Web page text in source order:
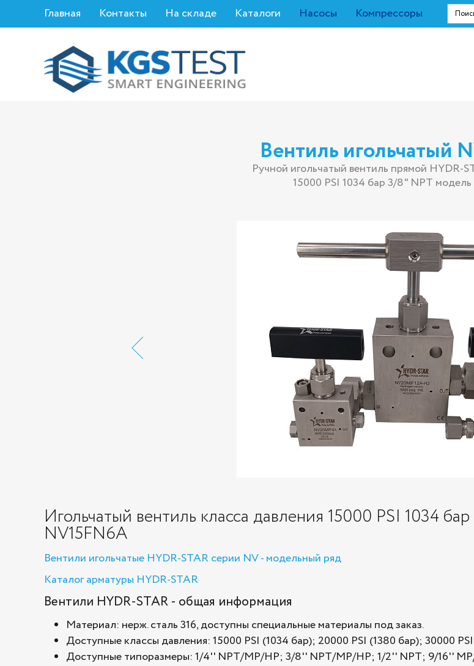
Главная Контакты На складе Каталоги Насосы Компрессоры
Вентиль игольчатый
Ручной игольчатый вентиль прямой HYDR-
15000 PSI 1034 бар 3/8" NPT
Игольчатый вентиль класса давления 15000 PSI 1034
NV15FN6A
Вентили игольчатые HYDR-STAR серии NV - модельный ряд
Каталог арматуры HYDR-STAR
Вентили HYDR-STAR - общая информация
Материал: нерж. сталь 316, доступны специальные материалы под заказ.
Доступные классы давления: 15000 PSI (1034 бар); 20000 PSI (1380 бар); 30000
Доступные типоразмеры: 1/4'' NPT/MP/HP; 3/8'' NPT/MP/HP; 1/2'' NPT; 9/16''